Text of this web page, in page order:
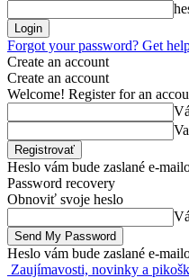
Forgot your password? Get
Create an account
Create an account
Welcome! Register for an
Heslo vám bude zaslané e-
Password recovery
Obnoviť svoje heslo
Heslo vám bude zaslané e-
Zaujímavosti, novinky a